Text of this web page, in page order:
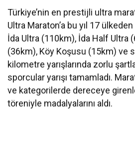
Başlıyor
Türkiye’nin en prestijli ultra
Ultra Maraton’a bu yıl 17
İda Ultra (110km), İda Half Ultra
(36km), Köy Koşusu (15km) ve
kilometre yarışlarında zorlu
sporcular yarışı tamamladı.
ve kategorilerde dereceye
töreniyle madalyalarını aldı.